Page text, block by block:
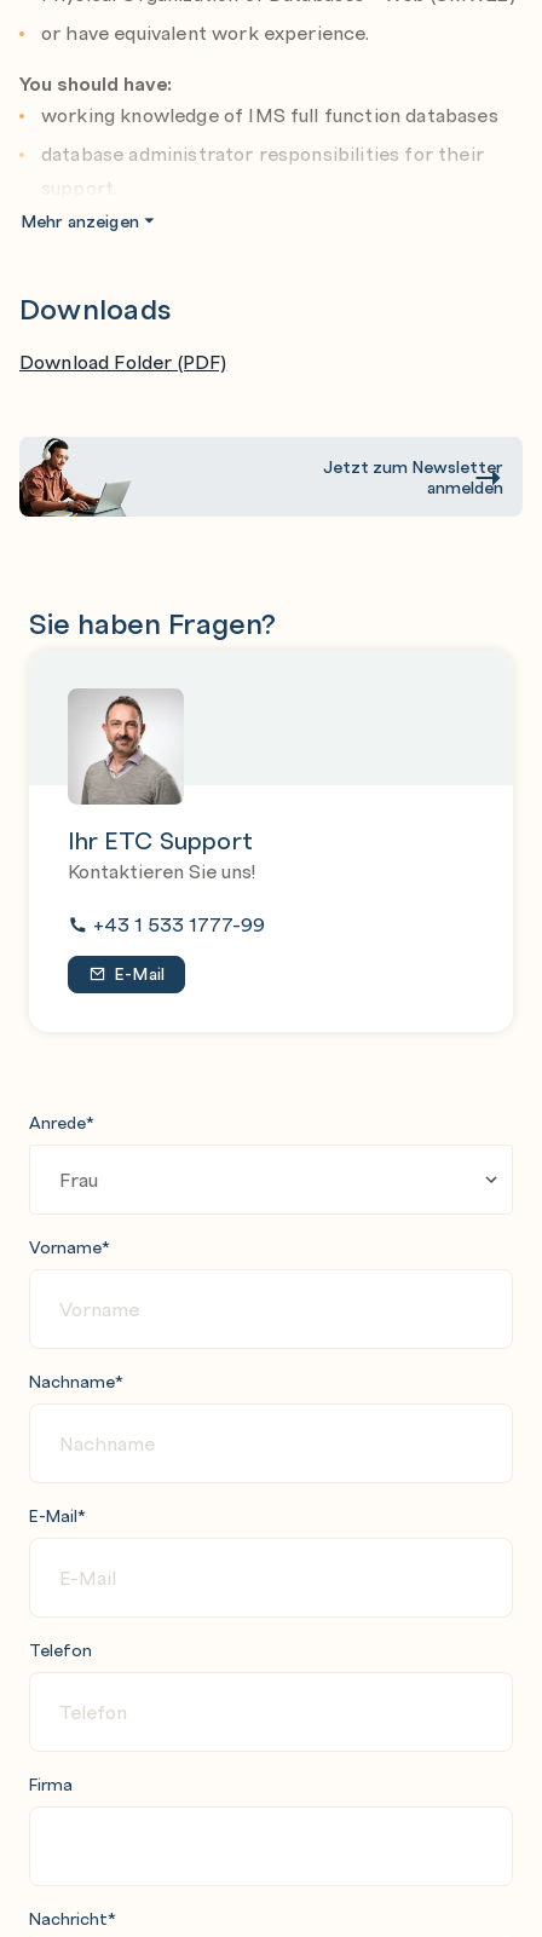
or have equivalent work experience.
You should have:
working knowledge of IMS full function databases
database administrator responsibilities for their
support.
Mehr anzeigen
Downloads
Download Folder (PDF)
Jetzt zum Newsletter
anmelden
Sie haben Fragen?
Ihr ETC Support
Kontaktieren Sie uns!
+43 1 533 1777-99
E-Mail
Anrede*
Vorname*
Nachname*
E-Mail*
Telefon
Firma
Nachricht*